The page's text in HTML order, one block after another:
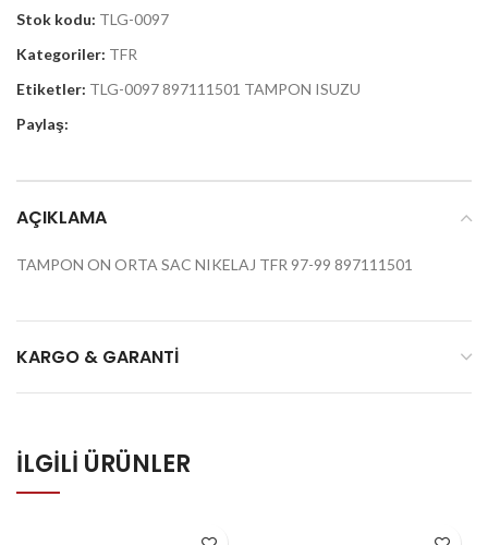
Stok kodu: TLG-0097
Kategoriler: TFR
Etiketler: TLG-0097 897111501 TAMPON ISUZU
Paylaş:
AÇIKLAMA
TAMPON ON ORTA SAC NIKELAJ TFR 97-99 897111501
KARGO & GARANTI
İLGILI ÜRÜNLER